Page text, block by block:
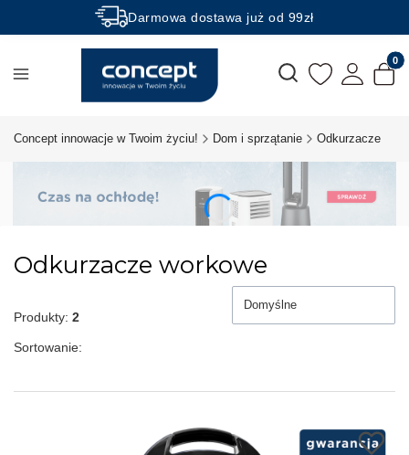
Darmowa dostawa już od 99zł
Rabaty -50% na wybrane produkty
Otwórz wyszukiwarkę
Concept innowacje w Twoim życiu! Dom i sprzątanie Odkurzacze
Odkurzacze workowe
Produkty: 2
Sortowanie:
Domyślne